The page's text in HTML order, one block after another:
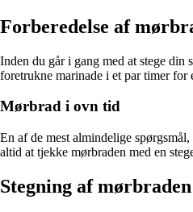
Forberedelse af
Inden du går i gang med at stege
foretrukne marinade i et par timer for
Mørbrad i ovn tid
En af de mest almindelige
altid at tjekke mørbraden med en
Stegning af mørbraden